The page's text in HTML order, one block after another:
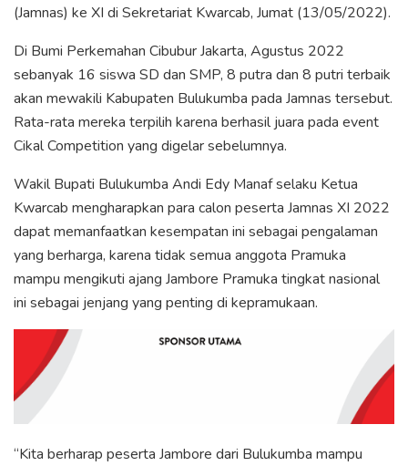
(Jamnas) ke XI di Sekretariat Kwarcab, Jumat (13/05/2022).
Di Bumi Perkemahan Cibubur Jakarta, Agustus 2022
sebanyak 16 siswa SD dan SMP, 8 putra dan 8 putri terbaik
akan mewakili Kabupaten Bulukumba pada Jamnas tersebut.
Rata-rata mereka terpilih karena berhasil juara pada event
Cikal Competition yang digelar sebelumnya.
Wakil Bupati Bulukumba Andi Edy Manaf selaku Ketua
Kwarcab mengharapkan para calon peserta Jamnas XI 2022
dapat memanfaatkan kesempatan ini sebagai pengalaman
yang berharga, karena tidak semua anggota Pramuka
mampu mengikuti ajang Jambore Pramuka tingkat nasional
ini sebagai jenjang yang penting di kepramukaan.
“Kita berharap peserta Jambore dari Bulukumba mampu